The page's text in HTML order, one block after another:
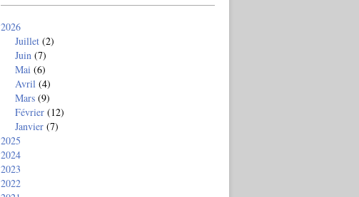
2026
Juillet (2)
Juin (7)
Mai (6)
Avril (4)
Mars (9)
Février (12)
Janvier (7)
2025
2024
2023
2022